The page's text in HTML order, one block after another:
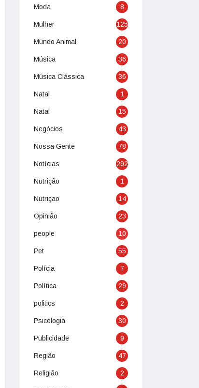
Moda 8
Mulher 125
Mundo Animal 20
Música 36
Música Clássica 36
Natal 1
Natal 15
Negócios 43
Nossa Gente 78
Notícias 292
Nutrição 1
Nutriçao 14
Opinião 23
people 10
Pet 55
Polícia 7
Política 29
politics 2
Psicologia 30
Publicidade 9
Região 47
Religião 2